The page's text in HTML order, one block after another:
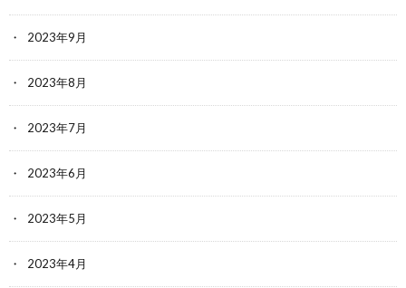
2023年9月
2023年8月
2023年7月
2023年6月
2023年5月
2023年4月